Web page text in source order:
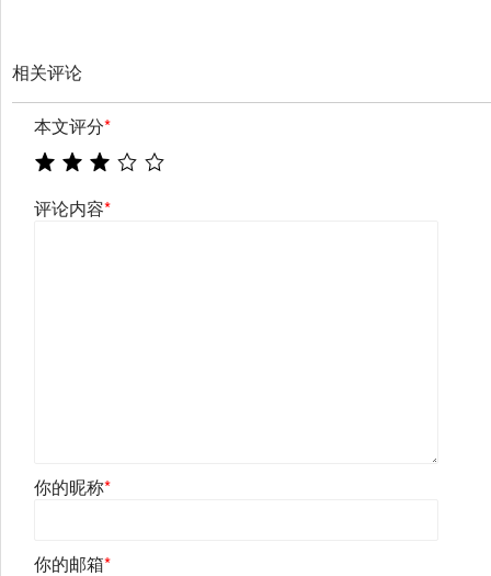
相关评论
本文评分*
评论内容*
你的昵称*
你的邮箱*